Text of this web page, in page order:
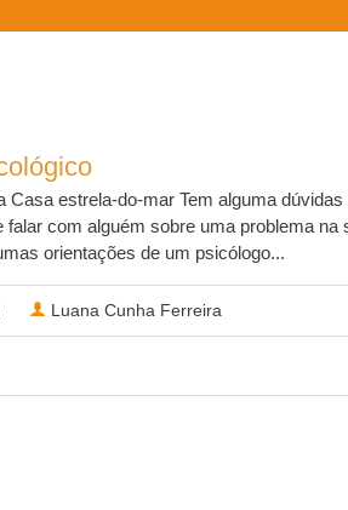
Casa estrela-do-mar Tem alguma
falar com alguém sobre uma problema
orientações de um psicólogo...
Luana Cunha Ferreira